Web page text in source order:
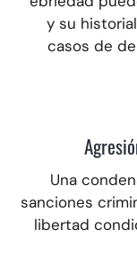
y su
casos de
Una
sanciones
libertad